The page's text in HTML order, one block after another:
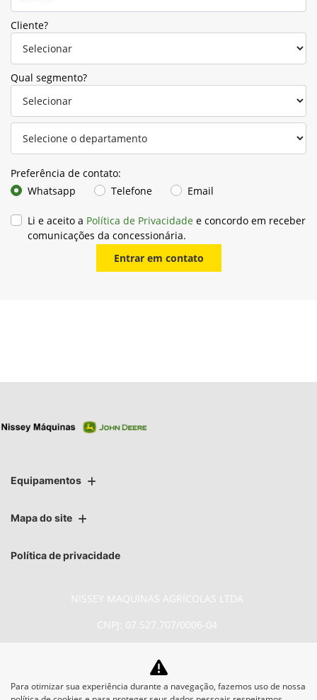
Cliente?
Qual segmento?
Preferência de contato:
Whatsapp
Telefone Email
Li e aceito a Política de Privacidade e concordo em receber
comunicações da concessionária.
Entrar em contato
Equipamentos
Mapa do site
Política de privacidade
NISSEY MAQUINAS AGRÍCOLAS LTDA
CNPJ: 07.527.707/0006-04
No trânsito, enxergar o outro salva
Para otimizar sua experiência durante a navegação, fazemos uso de nossa